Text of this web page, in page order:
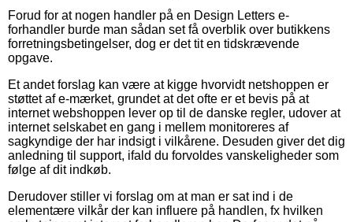
Forud for at nogen handler på en Design Letters e-
forhandler burde man sådan set få overblik over butikkens
forretningsbetingelser, dog er det tit en tidskrævende
opgave.
Et andet forslag kan være at kigge hvorvidt netshoppen er
støttet af e-mærket, grundet at det ofte er et bevis på at
internet webshoppen lever op til de danske regler, udover at
internet selskabet en gang i mellem monitoreres af
sagkyndige der har indsigt i vilkårene. Desuden giver det dig
anledning til support, ifald du forvoldes vanskeligheder som
følge af dit indkøb.
Derudover stiller vi forslag om at man er sat ind i de
elementære vilkår der kan influere på handlen, fx hvilken